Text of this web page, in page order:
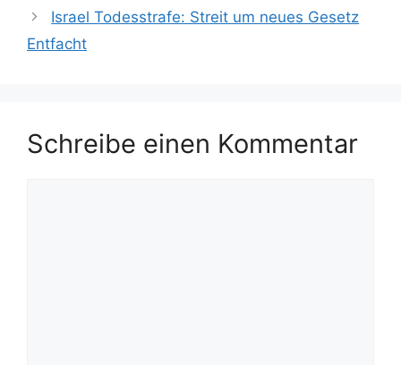
Israel Todesstrafe: Streit um neues Gesetz
Entfacht
Schreibe einen Kommentar